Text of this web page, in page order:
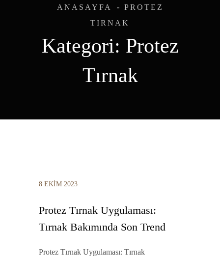
Kategori: Protez
Tırnak
ANASAYFA
PROTEZ
TIRNAK
8 EKIM 2023
Protez Tırnak Uygulaması:
Tırnak Bakımında Son Trend
Protez Tırnak Uygulaması: Tırnak